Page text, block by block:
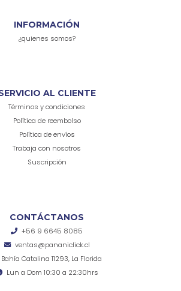
INFORMACIÓN
¿quienes somos?
AL CLIENTE
Términos y condiciones
Política de reembolso
Política de envíos
Trabaja con nosotros
Suscripción
CONTÁCTANOS
+56 9 6645 8085
ventas@pananiclick.cl
Bahía Catalina 11293, La Florida
Lun a Dom 10:30 a 22:30hrs